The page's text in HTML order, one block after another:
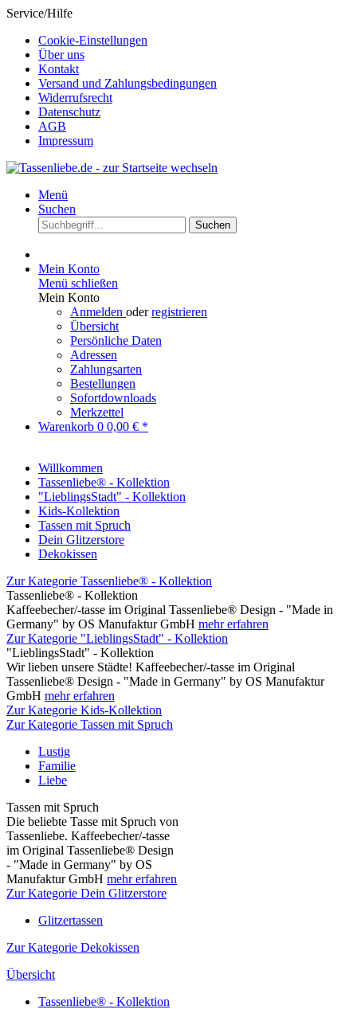
Service/Hilfe
Cookie-Einstellungen
Über uns
Kontakt
Versand und Zahlungsbedingungen
Widerrufsrecht
Datenschutz
AGB
Impressum
Menü
Suchen
Suchen
Mein Konto
Menü schließen
Mein Konto
Anmelden oderregistrieren
Übersicht
Persönliche Daten
Adressen
Zahlungsarten
Bestellungen
Sofortdownloads
Merkzettel
Warenkorb 0 0,00 € *
Willkommen
Tassenliebe® - Kollektion
"LieblingsStadt" - Kollektion
Kids-Kollektion
Tassen mit Spruch
Dein Glitzerstore
Dekokissen
Zur Kategorie Tassenliebe® - Kollektion
Tassenliebe® - Kollektion
Kaffeebecher/-tasse im Original Tassenliebe® Design - "Made in
Germany" by OS Manufaktur GmbH mehr erfahren
Zur Kategorie "LieblingsStadt" - Kollektion
"LieblingsStadt" - Kollektion
Wir lieben unsere Städte! Kaffeebecher/-tasse im Original
Tassenliebe® Design - "Made in Germany" by OS Manufaktur
GmbH mehr erfahren
Zur Kategorie Kids-Kollektion
Zur Kategorie Tassen mit Spruch
Lustig
Familie
Liebe
Tassen mit Spruch
Die beliebte Tasse mit Spruch von
Tassenliebe. Kaffeebecher/-tasse
im Original Tassenliebe® Design
- "Made in Germany" by OS
Manufaktur GmbH mehr erfahren
Zur Kategorie Dein Glitzerstore
Glitzertassen
Zur Kategorie Dekokissen
Übersicht
Tassenliebe® - Kollektion